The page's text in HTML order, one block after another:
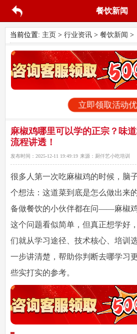
餐饮新闻
当前位置: 主页 > 行业资讯> 餐饮新闻 >
立即领取活动
麻椒鸡哪里可以学的正宗？味
流程讲透！
发布时间： 2025-12-11 19:49:19 来源： 厨仟艺小吃培训
很多人第一次吃麻椒鸡的时候，脑
个想法：这道菜到底是怎么做出来
备做餐饮的小伙伴都在问——麻椒
这个问题看似简单，但真正想学好
们就从学习途径、技术核心、培训
一步讲清楚，帮助你判断去哪学习
些实打实的参考。